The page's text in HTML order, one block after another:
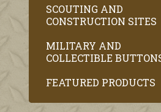
SCOUTING AND
CONSTRUCTION SITES
MILITARY AND
COLLECTIBLE
FEATURED PRODUCTS